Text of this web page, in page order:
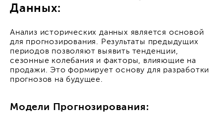
Данных:
Анализ исторических данных является основой
для прогнозирования. Результаты предыдущих
периодов позволяют выявить тенденции,
сезонные колебания и факторы, влияющие на
продажи. Это формирует основу для разработки
прогнозов на будущее.
Модели Прогнозирования: